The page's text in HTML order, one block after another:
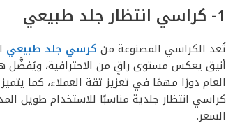
1- كراسي انتظار جلد طبيعي
تُعد الكراسي المصنوعة من كرسي جلد طبيعي
أنيق يعكس مستوى راقٍ من الاحترافية، ويُفضَّل
العام دورًا مهمًا في تعزيز ثقة العملاء، كما
كراسي انتظار جلدية مناسبًا للاستخدام طويل
السعر.